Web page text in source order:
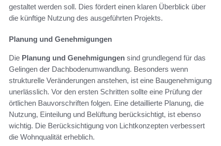
gestaltet werden soll. Dies fördert einen klaren Überblick über
die künftige Nutzung des ausgeführten Projekts.
Planung und Genehmigungen
Die Planung und Genehmigungen sind grundlegend für das
Gelingen der Dachbodenumwandlung. Besonders wenn
strukturelle Veränderungen anstehen, ist eine Baugenehmigung
unerlässlich. Vor den ersten Schritten sollte eine Prüfung der
örtlichen Bauvorschriften folgen. Eine detaillierte Planung, die
Nutzung, Einteilung und Belüftung berücksichtigt, ist ebenso
wichtig. Die Berücksichtigung von Lichtkonzepten verbessert
die Wohnqualität erheblich.